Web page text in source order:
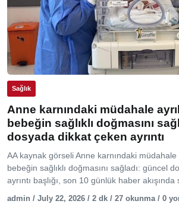
Sağlık
Anne karnındaki müdahale
bebeğin sağlıklı doğmasını
dosyada dikkat çeken ayrıntı
AA kaynak görseli Anne karnındaki müdahale
bebeğin sağlıklı doğmasını sağladı: güncel
ayrıntı başlığı, son 10 günlük haber akışında
admin / July 22, 2026 / 2 dk / 27 okunma / 0